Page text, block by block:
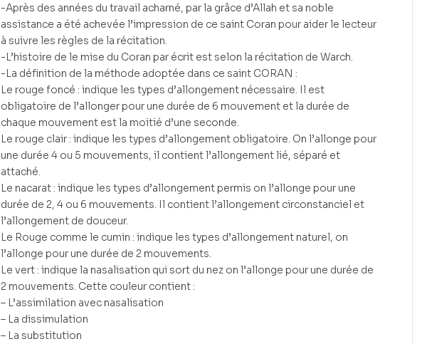
-Après des années du travail acharné, par la grâce d’Allah et sa noble
assistance a été achevée l’impression de ce saint Coran pour aider le lecteur
à suivre les règles de la récitation.
-L’histoire de le mise du Coran par écrit est selon la récitation de Warch.
-La définition de la méthode adoptée dans ce saint CORAN :
Le rouge foncé : indique les types d’allongement nécessaire. Il est
obligatoire de l’allonger pour une durée de 6 mouvement et la durée de
chaque mouvement est la moitié d’une seconde.
Le rouge clair : indique les types d’allongement obligatoire. On l’allonge pour
une durée 4 ou 5 mouvements, il contient l’allongement lié, séparé et
attaché.
Le nacarat : indique les types d’allongement permis on l’allonge pour une
durée de 2, 4 ou 6 mouvements. Il contient l’allongement circonstanciel et
l’allongement de douceur.
Le Rouge comme le cumin : indique les types d’allongement naturel, on
l’allonge pour une durée de 2 mouvements.
Le vert : indique la nasalisation qui sort du nez on l’allonge pour une durée de
2 mouvements. Cette couleur contient :
– L’assimilation avec nasalisation
– La dissimulation
– La substitution